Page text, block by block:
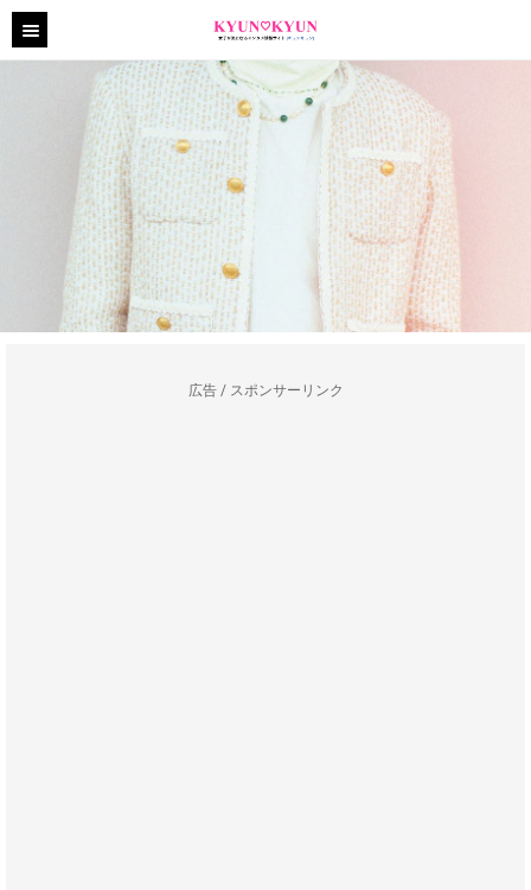
広告 / スポンサーリンク